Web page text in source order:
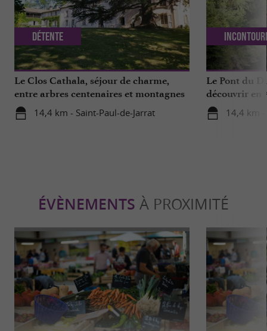
Le Clos Cathala, séjour de charme,
entre arbres centenaires et montagnes
Ariégeoises
14,4 km - Saint-Paul-de-Jarrat
Détente
Le Pont du
découvrir en
14,4 km
ÉVÈNEMENTS À PROXIMITÉ